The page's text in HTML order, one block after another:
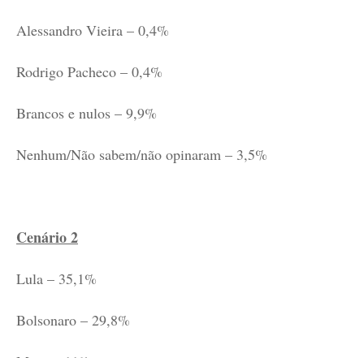
Alessandro Vieira – 0,4%
Rodrigo Pacheco – 0,4%
Brancos e nulos – 9,9%
Nenhum/Não sabem/não opinaram – 3,5%
Cenário 2
Lula – 35,1%
Bolsonaro – 29,8%